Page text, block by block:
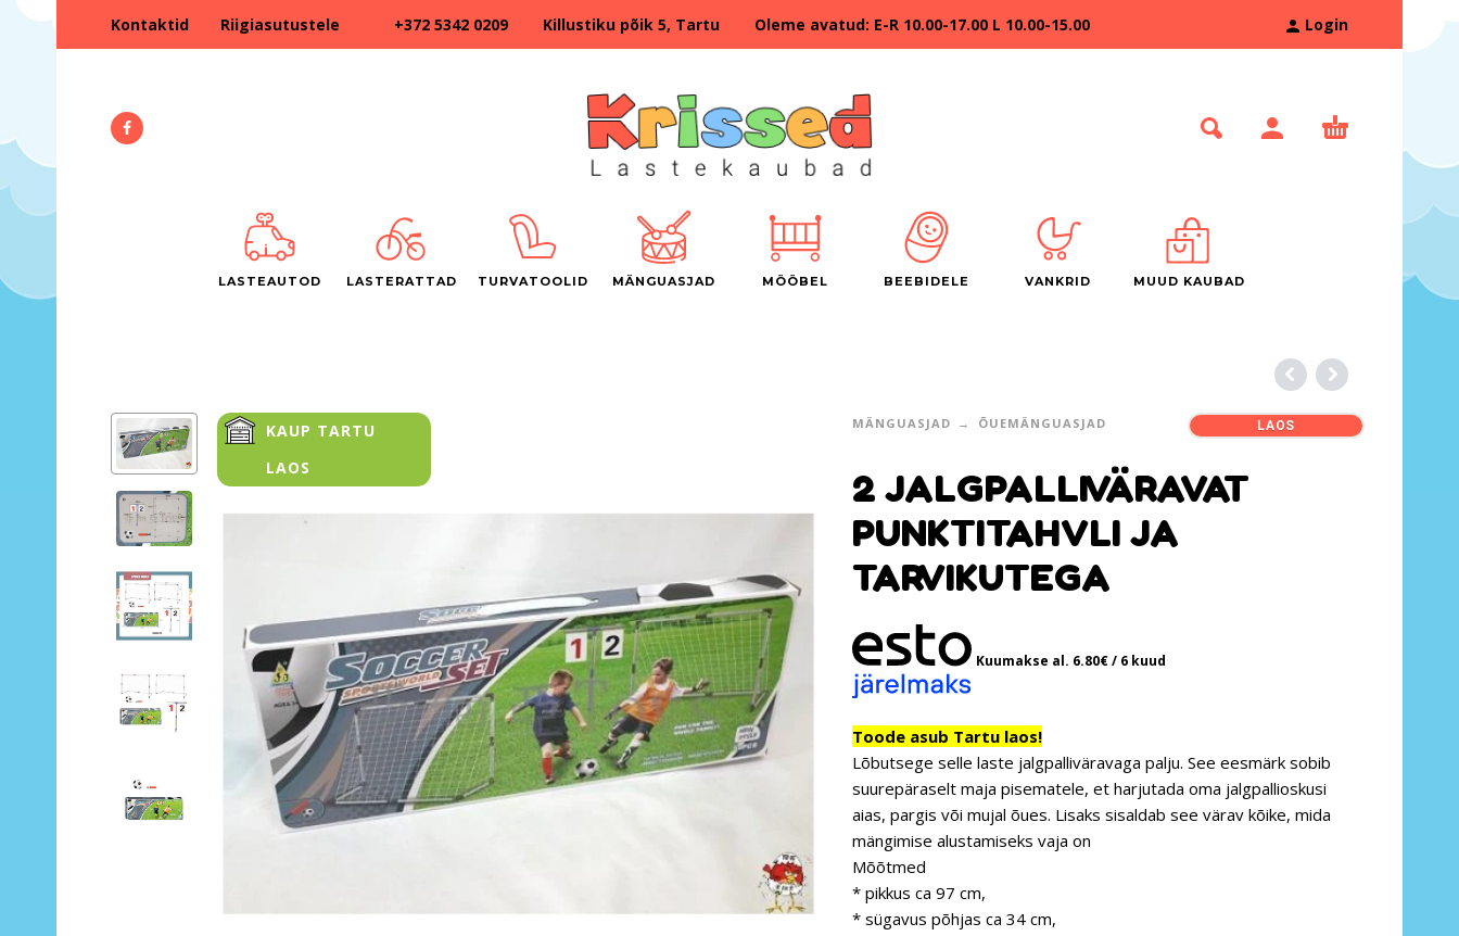
Kontaktid Riigiasutustele +372 5342 0209 Killustiku põik 5, Tartu Oleme avatud: E-R 10.00-17.00 L 10.00-15.00 Login
LASTEAUTOD LASTERATTAD TURVATOOLID MÄNGUASJAD MÖÖBEL BEEBIDELE VANKRID MUUD KAUBAD
KAUP TARTU
LAOS
MÄNGUASJAD ÕUEMÄNGUASJAD LAOS
2 JALGPALLIVÄRAVAT
PUNKTITAHVLI JA
TARVIKUTEGA
Kuumakse al. 6.80€/ 6 kuud
Toode asub Tartu laos!
Lõbutsege selle laste jalgpalliväravaga palju. See eesmärk sobib
suurepäraselt maja pisematele, et harjutada oma jalgpallioskusi
aias, pargis või mujal õues. Lisaks sisaldab see värav kõike, mida
mängimise alustamiseks vaja on
Mõõtmed
* pikkus ca 97 cm,
* sügavus põhjas ca 34 cm,